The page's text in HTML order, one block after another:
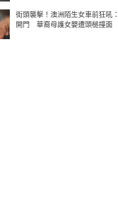
街頭襲擊！澳洲陌生女車前狂吼
開門 華裔母護女嬰遭頭槌撞面